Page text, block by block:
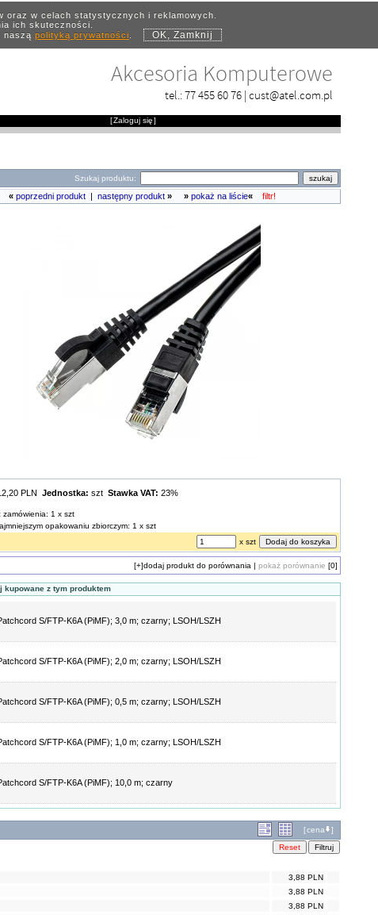
oraz w celach statystycznych i reklamowych.
ich skuteczności.
naszą polityką prywatności. OK, Zamknij
Akcesoria Komputerowe
tel.:77 455 60 76 | cust@atel.com.pl
[Zaloguj się]
Szukaj produktu:
« poprzedni produkt| następny produkt» » pokaż na liście« filtr!
PLN Jednostka: szt Stawka VAT: 23%
zamówienia: 1 x szt
opakowaniu zbiorczym: 1 x szt
x szt
[+]dodaj produkt do porównania | pokaż porównanie [0]
kupowane z tym produktem
S/FTP-K6A (PiMF); 3,0 m; czarny; LSOH/LSZH
S/FTP-K6A (PiMF); 2,0 m; czarny; LSOH/LSZH
S/FTP-K6A (PiMF); 0,5 m; czarny; LSOH/LSZH
S/FTP-K6A (PiMF); 1,0 m; czarny; LSOH/LSZH
S/FTP-K6A (PiMF); 10,0 m; czarny
[cena ]
3,88 PLN
3,88 PLN
3,88 PLN